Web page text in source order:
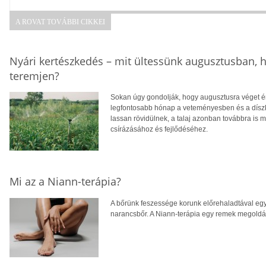
A ROVAT TOVÁBBI CIKKEI
Nyári kertészkedés – mit ültessünk augusztusban,
teremjen?
Sokan úgy gondolják, hogy augusztusra véget
legfontosabb hónap a veteményesben és a
lassan rövidülnek, a talaj azonban továbbra is
csírázásához és fejlődéséhez.
Mi az a Niann-terápia?
A bőrünk feszessége korunk előrehaladtával
narancsbőr. A Niann-terápia egy remek